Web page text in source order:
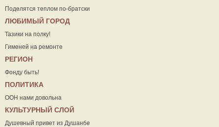
Поделятся теплом по-братски
ЛЮБИМЫЙ ГОРОД
Тазики на полку!
Гименей на ремонте
РЕГИОН
Фонду быть!
ПОЛИТИКА
ООН нами довольна
КУЛЬТУРНЫЙ СЛОЙ
Душевный привет из Душанбе